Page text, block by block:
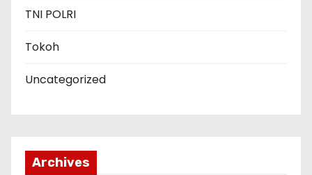
TNI POLRI
Tokoh
Uncategorized
Archives